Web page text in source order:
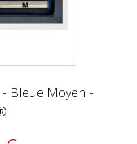
- Bleue Moyen -